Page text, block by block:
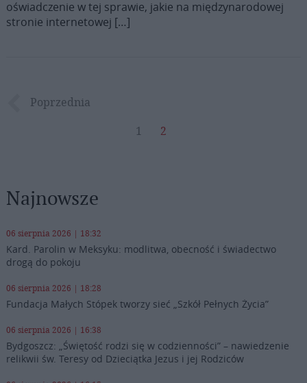
oświadczenie w tej sprawie, jakie na międzynarodowej
stronie internetowej […]
Poprzednia
1
2
Najnowsze
06 sierpnia 2026 | 18:32
Kard. Parolin w Meksyku: modlitwa, obecność i świadectwo
drogą do pokoju
06 sierpnia 2026 | 18:28
Fundacja Małych Stópek tworzy sieć „Szkół Pełnych Życia”
06 sierpnia 2026 | 16:38
Bydgoszcz: „Świętość rodzi się w codzienności” – nawiedzenie
relikwii św. Teresy od Dzieciątka Jezus i jej Rodziców